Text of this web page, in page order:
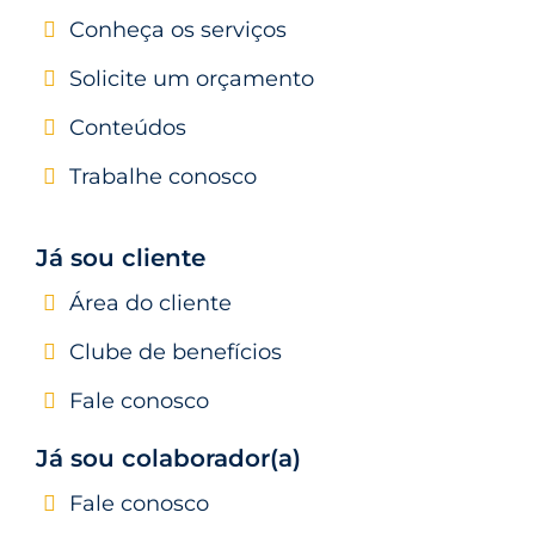
Conheça os serviços
Solicite um orçamento
Conteúdos
Trabalhe conosco
Já sou cliente
Área do cliente
Clube de benefícios
Fale conosco
Já sou colaborador(a)
Fale conosco